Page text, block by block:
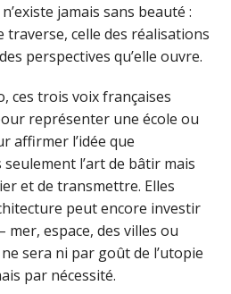
n’existe jamais sans beauté :
traverse, celle des réalisations
perspectives qu’elle ouvre.
ces trois voix françaises
représenter une école ou
affirmer l’idée que
seulement l’art de bâtir mais
et de transmettre. Elles
peut encore investir
espace, des villes ou
sera ni par goût de l’utopie
par nécessité.